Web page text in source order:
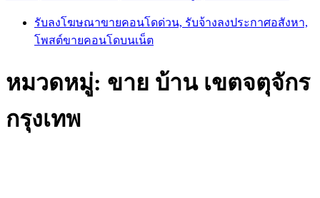
รับลงโฆษณาขายคอนโดด่วน, รับจ้างลงประกาศอสังหา,
โพสต์ขายคอนโดบนเน็ต
หมวดหมู่: ขาย บ้าน เขตจตุจักร
กรุงเทพ